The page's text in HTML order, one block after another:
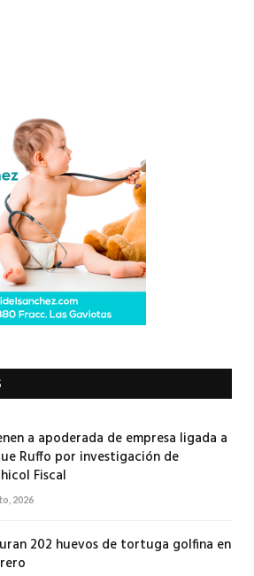
a apoderada de empresa ligada a
Ruffo por investigación de
Fiscal
2026
202 huevos de tortuga golfina en